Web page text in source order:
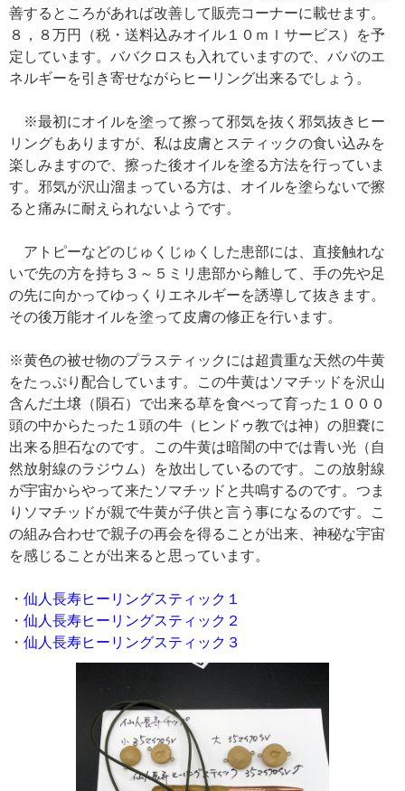
善するところがあれば改善して販売コーナーに載せます。
８，８万円（税・送料込みオイル１０ｍｌサービス）を予
定しています。ババクロスも入れていますので、ババのエ
ネルギーを引き寄せながらヒーリング出来るでしょう。
※最初にオイルを塗って擦って邪気を抜く邪気抜きヒー
リングもありますが、私は皮膚とスティックの食い込みを
楽しみますので、擦った後オイルを塗る方法を行っていま
す。邪気が沢山溜まっている方は、オイルを塗らないで擦
ると痛みに耐えられないようです。
アトピーなどのじゅくじゅくした患部には、直接触れな
いで先の方を持ち３～５ミリ患部から離して、手の先や足
の先に向かってゆっくりエネルギーを誘導して抜きます。
その後万能オイルを塗って皮膚の修正を行います。
※黄色の被せ物のプラスティックには超貴重な天然の牛黄
をたっぷり配合しています。この牛黄はソマチッドを沢山
含んだ土壌（隕石）で出来る草を食べって育った１０００
頭の中からたった１頭の牛（ヒンドゥ教では神）の胆嚢に
出来る胆石なのです。この牛黄は暗闇の中では青い光（自
然放射線のラジウム）を放出しているのです。この放射線
が宇宙からやって来たソマチッドと共鳴するのです。つま
りソマチッドが親で牛黄が子供と言う事になるのです。こ
の組み合わせで親子の再会を得ることが出来、神秘な宇宙
を感じることが出来ると思っています。
・ 仙人長寿ヒーリングスティック１
・ 仙人長寿ヒーリングスティック２
・ 仙人長寿ヒーリングスティック３